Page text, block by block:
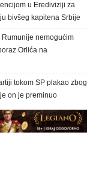
u Erediviziji za
bivšeg kapitena Srbije
nemogućim
Orlića na
tokom SP plakao zbog
on je preminuo